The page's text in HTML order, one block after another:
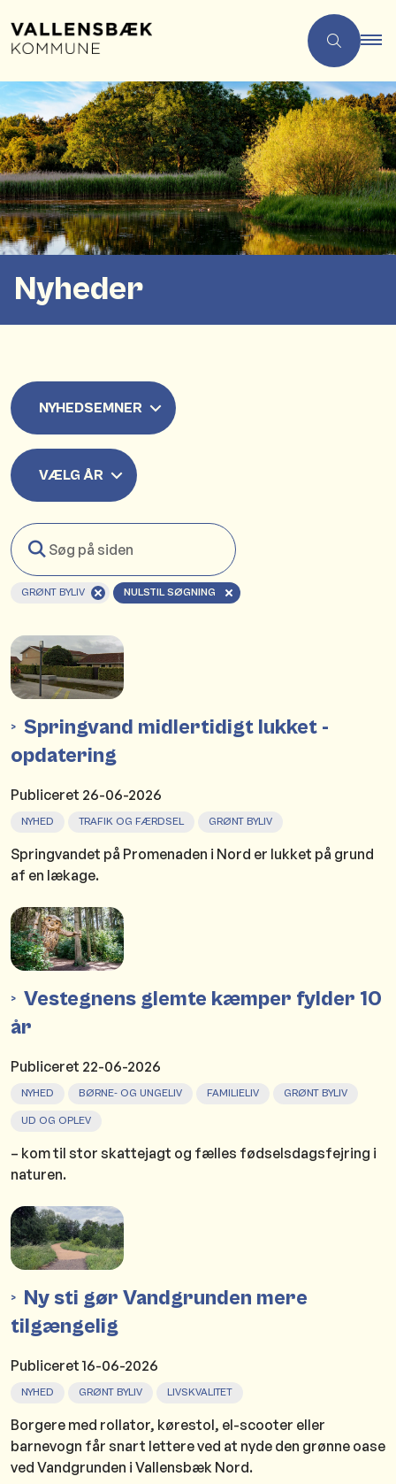
Nyheder
på
GRØNT BYLIV NULSTIL SØGNING
NYHEDSEMNER
VÆLG ÅR
Springvand midlertidigt lukket -
opdatering
Publiceret 26-06-2026
NYHED TRAFIK OG FÆRDSEL GRØNT BYLIV
Springvandet på Promenaden i Nord er lukket på grund
af en lækage.
Vestegnens glemte kæmper fylder 10
år
Publiceret 22-06-2026
NYHED BØRNE- OG UNGELIV FAMILIELIV GRØNT BYLIV
UD OG OPLEV
– kom til stor skattejagt og fælles fødselsdagsfejring i
naturen.
Ny sti gør Vandgrunden mere
tilgængelig
Publiceret16-06-2026
NYHED GRØNT BYLIV LIVSKVALITET
Borgere med rollator, kørestol, el-scooter eller
barnevogn får snart lettere ved at nyde den grønne oase
ved Vandgrunden i Vallensbæk Nord.